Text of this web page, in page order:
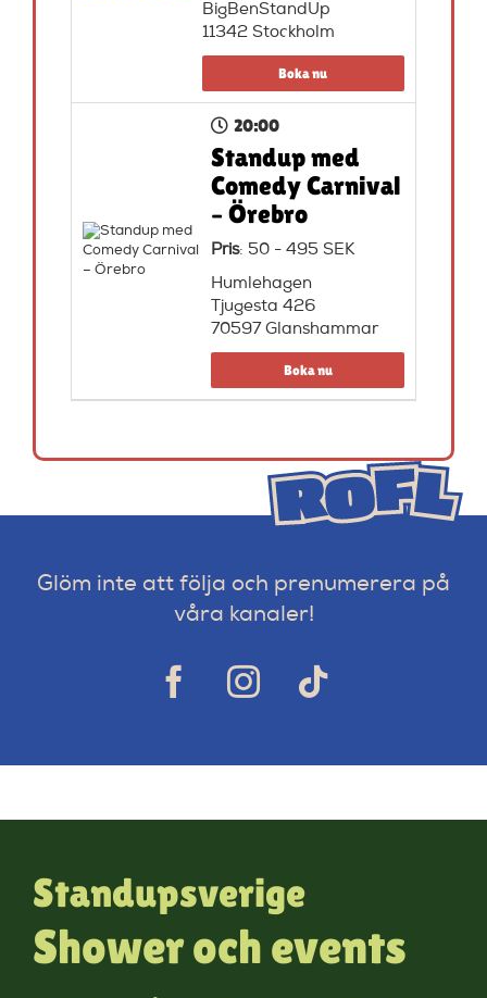
BigBenStandUp
11342 Stockholm
Boka nu
20:00
Standup med
Comedy Carnival
– Örebro
Pris: 50 - 495 SEK
Humlehagen
Tjugesta 426
70597 Glanshammar
Boka nu
Glöm inte att följa och prenumerera på
våra kanaler!
Standupsverige
Shower och events